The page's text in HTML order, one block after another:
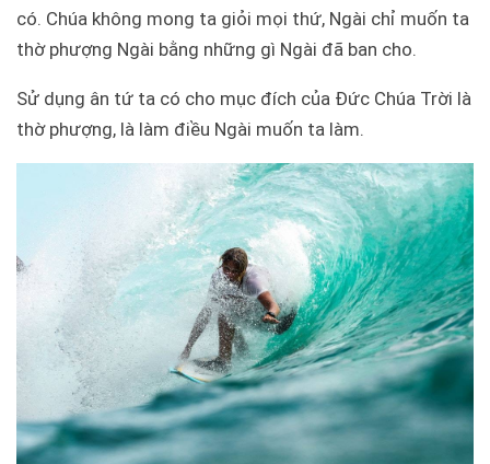
có. Chúa không mong ta giỏi mọi thứ, Ngài chỉ muốn ta
thờ phượng Ngài bằng những gì Ngài đã ban cho.
Sử dụng ân tứ ta có cho mục đích của Đức Chúa Trời là
thờ phượng, là làm điều Ngài muốn ta làm.